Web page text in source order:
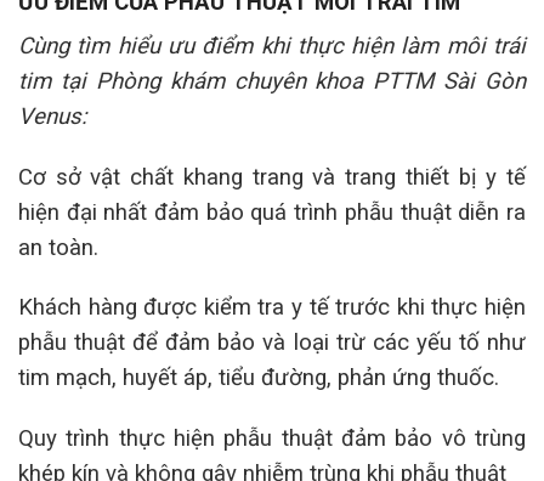
Cùng tìm hiểu ưu điểm khi thực hiện làm môi trái
tim tại Phòng khám chuyên khoa PTTM Sài Gòn
Venus:
Cơ sở vật chất khang trang và trang thiết bị y tế
hiện đại nhất đảm bảo quá trình phẫu thuật diễn ra
an toàn.
Khách hàng được kiểm tra y tế trước khi thực hiện
phẫu thuật để đảm bảo và loại trừ các yếu tố như
tim mạch, huyết áp, tiểu đường, phản ứng thuốc.
Quy trình thực hiện phẫu thuật đảm bảo vô trùng
khép kín và không gây nhiễm trùng khi phẫu thuật